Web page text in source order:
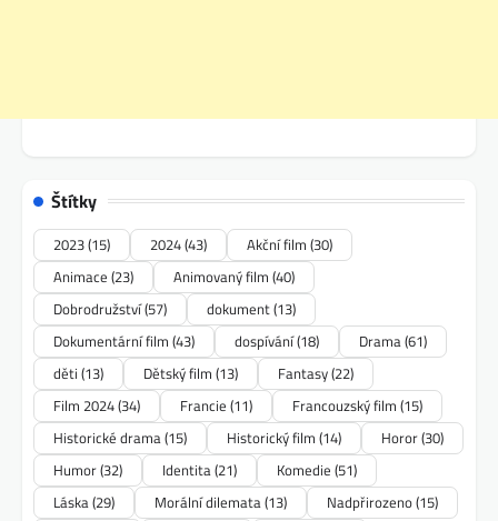
Štítky
2023(15) 2024(43) Akční film (30)
Animace (23) Animovaný film (40)
Dobrodružství(57) dokument(13)
Dokumentární film (43) dospívání(18) Drama(61)
děti (13) Dětský film (13) Fantasy(22)
Film 2024(34) Francie (11) Francouzský film (15)
Historické drama(15) Historický film (14) Horor(30)
Humor(32) Identita(21) Komedie (51)
Láska(29) Morální dilemata(13) Nadpřirozeno(15)